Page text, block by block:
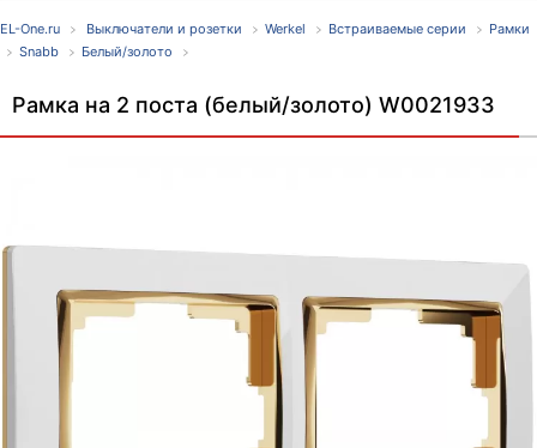
EL-One.ru Выключатели и розетки Werkel Встраиваемые серии
Рамки
Snabb
Белый/золото
Рамка на 2 поста (белый/золото) W0021933